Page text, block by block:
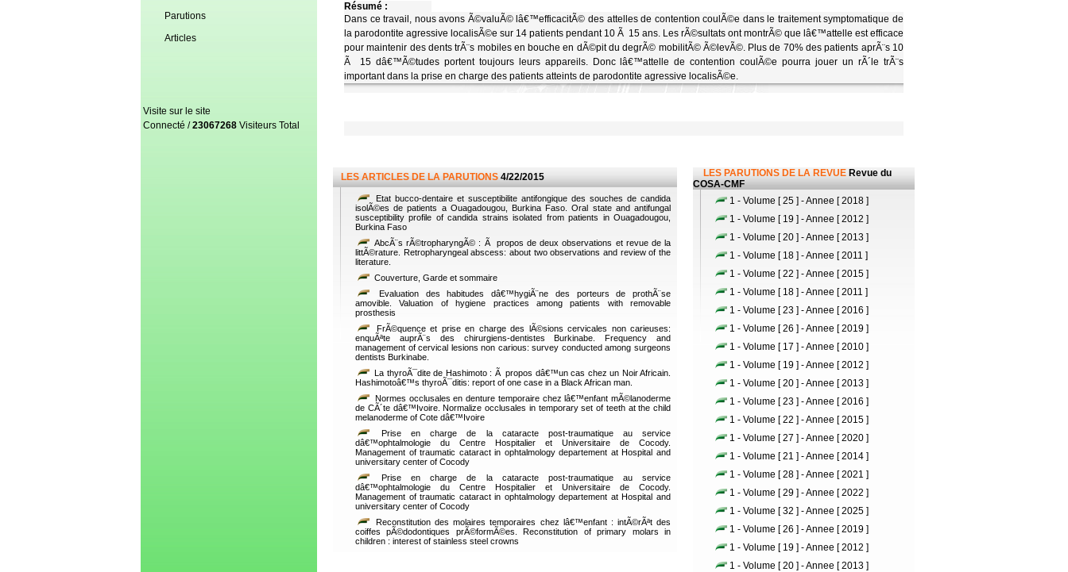
Parutions
Articles
Visite sur le site
Connecté /23067268Visiteurs Total
Résumé :
Dans ce travail, nous avons Ã©valuÃ© lâ€™efficacitÃ© des attelles de contention coulÃ©e dans le traitement symptomatique de
la parodontite agressive localisÃ©e sur 14 patients pendant 10 Ã 15 ans. Les rÃ©sultats ont montrÃ© que lâ€™attelle est efficace
pour maintenir des dents trÃ¨s mobiles en bouche en dÃ©pit du degrÃ© mobilitÃ© Ã©levÃ©. Plus de 70% des patients aprÃ¨s 10
Ã 15 dâ€™Ã©tudes portent toujours leurs appareils. Donc lâ€™attelle de contention coulÃ©e pourra jouer un rÃ´le trÃ¨s
important dans la prise en charge des patients atteints de parodontite agressive localisÃ©e.
LES ARTICLES DE LA PARUTIONS 4/22/2015
Etat bucco-dentaire et susceptibilite antifongique des souches de candida
isolÃ©es de patients a Ouagadougou, Burkina Faso. Oral state and antifungal
susceptibility profile of candida strains isolated from patients in Ouagadougou,
Burkina Faso
AbcÃ¨s rÃ©tropharyngÃ© : Ã propos de deux observations et revue de la
littÃ©rature. Retropharyngeal abscess: about two observations and review of the
literature.
Couverture, Garde et sommaire
Evaluation des habitudes dâ€™hygiÃ¨ne des porteurs de prothÃ¨se
amovible. Valuation of hygiene practices among patients with removable
prosthesis
FrÃ©quence et prise en charge des lÃ©sions cervicales non carieuses:
enquÃªte auprÃ¨s des chirurgiens-dentistes Burkinabe. Frequency and
management of cervical lesions non carious: survey conducted among surgeons
dentists Burkinabe.
La thyroÃ¯dite de Hashimoto : Ã propos dâ€™un cas chez un Noir Africain.
Hashimotoâ€™s thyroÃ¯ditis: report of one case in a Black African man.
Normes occlusales en denture temporaire chez lâ€™enfant mÃ©lanoderme
de CÃ´te dâ€™Ivoire. Normalize occlusales in temporary set of teeth at the child
melanoderme of Cote dâ€™Ivoire
Prise en charge de la cataracte post-traumatique au service
dâ€™ophtalmologie du Centre Hospitalier et Universitaire de Cocody.
Management of traumatic cataract in ophtalmology departement at Hospital and
universitary center of Cocody
Prise en charge de la cataracte post-traumatique au service
dâ€™ophtalmologie du Centre Hospitalier et Universitaire de Cocody.
Management of traumatic cataract in ophtalmology departement at Hospital and
universitary center of Cocody
Reconstitution des molaires temporaires chez lâ€™enfant : intÃ©rÃªt des
coiffes pÃ©dodontiques prÃ©formÃ©es. Reconstitution of primary molars in
children : interest of stainless steel crowns
LES PARUTIONS DE LA REVUE Revue du
COSA-CMF
1 - Volume [ 25 ] - Annee [ 2018 ]
1 - Volume [ 19 ] - Annee [ 2012 ]
1 - Volume [ 20 ] - Annee [ 2013 ]
1 - Volume [ 18 ] - Annee [ 2011 ]
1 - Volume [ 22 ] - Annee [ 2015 ]
1 - Volume [ 18 ] - Annee [ 2011 ]
1 - Volume [ 23 ] - Annee [ 2016 ]
1 - Volume [ 26 ] - Annee [ 2019 ]
1 - Volume [ 17 ] - Annee [ 2010 ]
1 - Volume [ 19 ] - Annee [ 2012 ]
1 - Volume [ 20 ] - Annee [ 2013 ]
1 - Volume [ 23 ] - Annee [ 2016 ]
1 - Volume [ 22 ] - Annee [ 2015 ]
1 - Volume [ 27 ] - Annee [ 2020 ]
1 - Volume [ 21 ] - Annee [ 2014 ]
1 - Volume [ 28 ] - Annee [ 2021 ]
1 - Volume [ 29 ] - Annee [ 2022 ]
1 - Volume [ 32 ] - Annee [ 2025 ]
1 - Volume [ 26 ] - Annee [ 2019 ]
1 - Volume [ 19 ] - Annee [ 2012 ]
1 - Volume [ 20 ] - Annee [ 2013 ]